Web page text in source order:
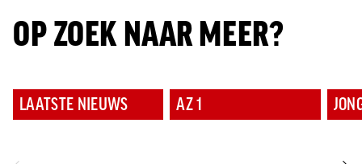
OP ZOEK NAAR MEER?
LAATSTE NIEUWS AZ 1